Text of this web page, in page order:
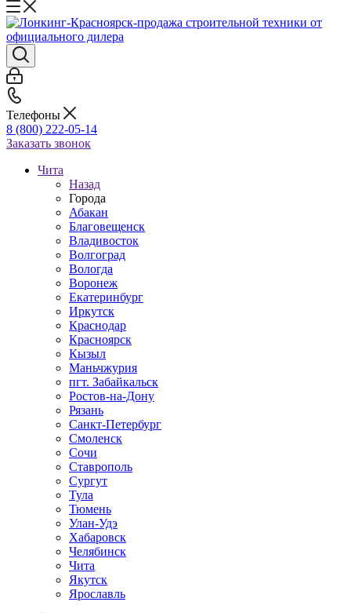
Телефоны
8 (800) 222-05-14
Заказать звонок
Чита
Назад
Города
Абакан
Благовещенск
Владивосток
Волгоград
Вологда
Воронеж
Екатеринбург
Иркутск
Краснодар
Красноярск
Кызыл
Маньчжурия
пгт. Забайкальск
Ростов-на-Дону
Рязань
Санкт-Петербург
Смоленск
Сочи
Ставрополь
Сургут
Тула
Тюмень
Улан-Удэ
Хабаровск
Челябинск
Чита
Якутск
Ярославль